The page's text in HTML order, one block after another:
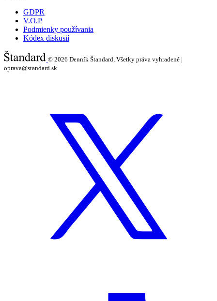
GDPR
V.O.P
Podmienky používania
Kódex diskusií
© 2026 Denník Štandard, Všetky práva vyhradené |
oprava@standard.sk